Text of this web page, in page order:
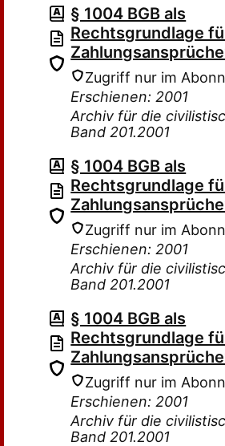
§ 1004 BGB als
Rechtsgrundlage
Zugriff nur im
Erschienen: 2001
Archiv für die
Band 201.2001
§ 1004 BGB als
Rechtsgrundlage
Zugriff nur im
Erschienen: 2001
Archiv für die
Band 201.2001
§ 1004 BGB als
Rechtsgrundlage
Zugriff nur im
Erschienen: 2001
Archiv für die
Band 201.2001